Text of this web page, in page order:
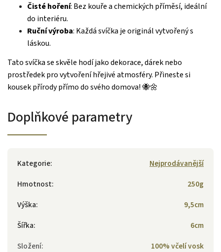
Čisté hoření: Bez kouře a chemických příměsí, ideální
do interiéru.
Ruční výroba: Každá svíčka je originál vytvořený s
láskou.
Tato svíčka se skvěle hodí jako dekorace, dárek nebo
prostředek pro vytvoření hřejivé atmosféry. Přineste si
kousek přírody přímo do svého domova! 🐝🌼
Doplňkové parametry
Kategorie:
Nejprodávanější
Hmotnost:
250g
Výška:
9,5cm
Šířka:
6cm
Složení: 100% včelí vosk